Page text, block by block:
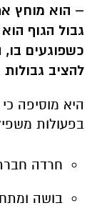
– הוא מוחץ
גבול הגוף
כשפוגעים
להציב
היא מוסיפה
בפעולות
חרדה
בושה